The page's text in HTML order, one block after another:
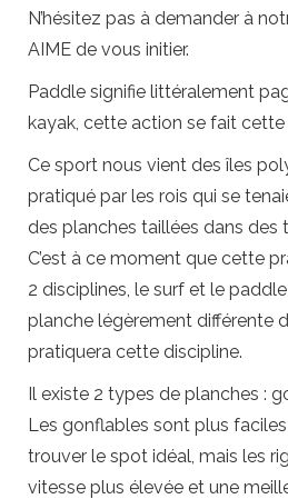
N’hésitez pas à demander à
AIME de vous initier.
Paddle signifie littéralement
kayak, cette action se fait
Ce sport nous vient des îles
pratiqué par les rois qui se
des planches taillées dans des
C’est à ce moment que cette
2 disciplines, le surf et le paddle
planche légèrement différente
pratiquera cette discipline.
Il existe 2 types de planches :
Les gonflables sont plus
trouver le spot idéal, mais les
vitesse plus élevée et une